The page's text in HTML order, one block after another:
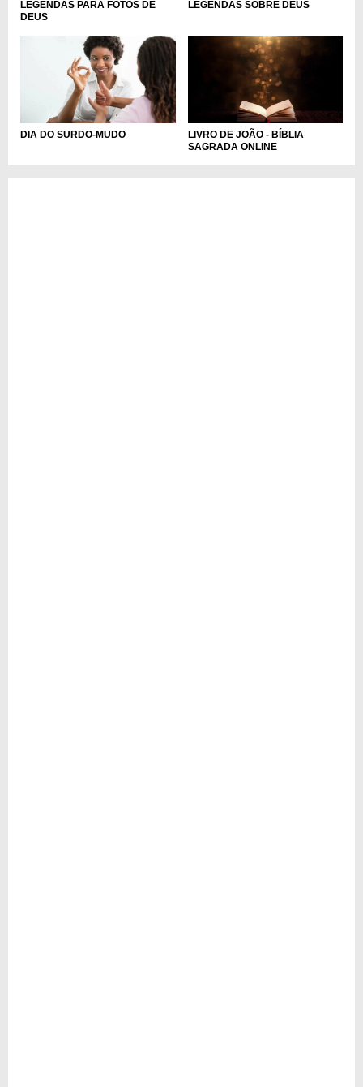
LEGENDAS PARA FOTOS DE
DEUS
LEGENDAS SOBRE DEUS
DIA DO SURDO-MUDO
LIVRO DE JOÃO - BÍBLIA
SAGRADA ONLINE